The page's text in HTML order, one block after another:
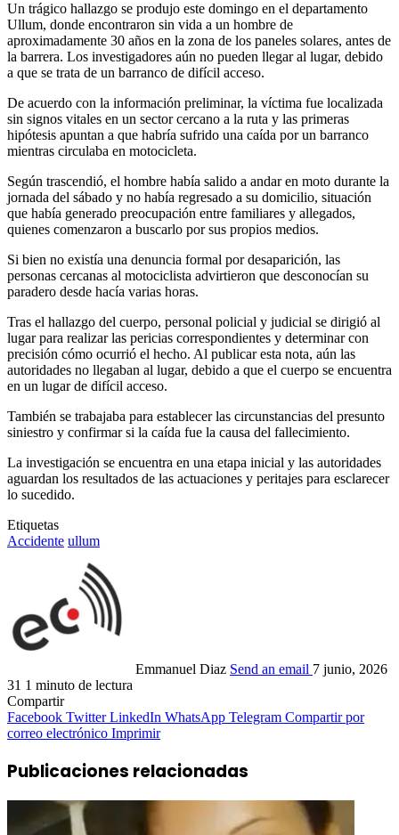
Un trágico hallazgo se produjo este domingo en el departamento
Ullum, donde encontraron sin vida a un hombre de
aproximadamente 30 años en la zona de los paneles solares, antes de
la barrera. Los investigadores aún no pueden llegar al lugar, debido
a que se trata de un barranco de difícil acceso.
De acuerdo con la información preliminar, la víctima fue localizada
sin signos vitales en un sector cercano a la ruta y las primeras
hipótesis apuntan a que habría sufrido una caída por un barranco
mientras circulaba en motocicleta.
Según trascendió, el hombre había salido a andar en moto durante la
jornada del sábado y no había regresado a su domicilio, situación
que había generado preocupación entre familiares y allegados,
quienes comenzaron a buscarlo por sus propios medios.
Si bien no existía una denuncia formal por desaparición, las
personas cercanas al motociclista advirtieron que desconocían su
paradero desde hacía varias horas.
Tras el hallazgo del cuerpo, personal policial y judicial se dirigió al
lugar para realizar las pericias correspondientes y determinar con
precisión cómo ocurrió el hecho. Al publicar esta nota, aún las
autoridades no llegaban al lugar, debido a que el cuerpo se encuentra
en un lugar de difícil acceso.
También se trabajaba para establecer las circunstancias del presunto
siniestro y confirmar si la caída fue la causa del fallecimiento.
La investigación se encuentra en una etapa inicial y las autoridades
aguardan los resultados de las actuaciones y peritajes para esclarecer
lo sucedido.
Etiquetas
Accidente ullum
Emmanuel Diaz Send an email 7 junio, 2026
31 1 minuto de lectura
Compartir
Facebook Twitter LinkedIn WhatsApp Telegram Compartir por
correo electrónico Imprimir
Publicaciones relacionadas